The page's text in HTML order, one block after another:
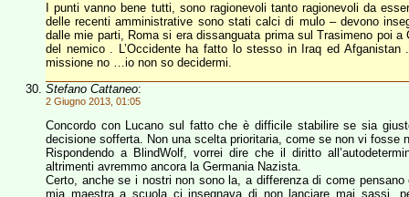
I punti vanno bene tutti, sono ragionevoli tanto ragionevoli da
delle recenti amministrative sono stati calci di mulo – devono
dalle mie parti, Roma si era dissanguata prima sul Trasimeno poi
del nemico . L’Occidente ha fatto lo stesso in Iraq ed
missione no …io non so decidermi.
Stefano Cattaneo:
2 Giugno 2013, 01:05
Concordo con Lucano sul fatto che è difficile stabilire se sia
decisione sofferta. Non una scelta prioritaria, come se non vi fosse
Rispondendo a BlindWolf, vorrei dire che il diritto
altrimenti avremmo ancora la Germania Nazista.
Certo, anche se i nostri non sono la, a differenza di come
mia maestra a scuola ci insegnava di non lanciare mai sassi,